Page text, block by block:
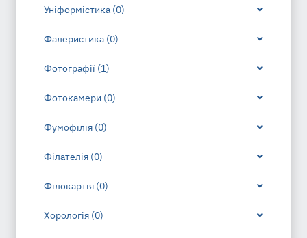
Уніформістика (0)
Фалеристика (0)
Фотографії (1)
Фотокамери (0)
Фумофілія (0)
Філателія (0)
Філокартія (0)
Хорологія (0)